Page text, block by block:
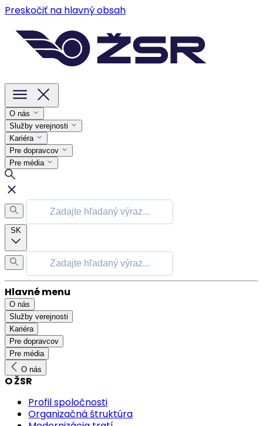
Preskočiť na hlavný obsah
O nás
Služby verejnosti
Kariéra
Pre dopravcov
Pre média
SK
Hlavné menu
O nás
Služby verejnosti
Kariéra
Pre dopravcov
Pre média
O nás
O ŽSR
Profil spoločnosti
Organizačná štruktúra